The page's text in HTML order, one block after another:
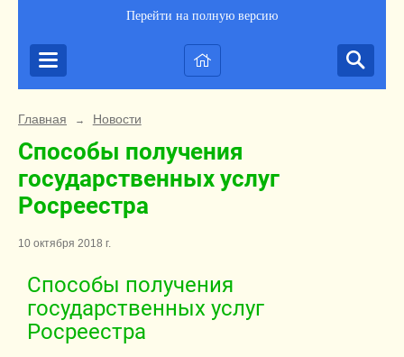
Перейти на полную версию
Главная → Новости
Способы получения
государственных услуг
Росреестра
10 октября 2018 г.
Способы получения
государственных услуг
Росреестра